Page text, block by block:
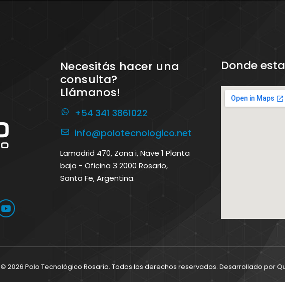
Necesitás hacer una
consulta?
Llámanos!
+54 341 3861022
info@polotecnologico.net
Lamadrid 470, Zona i, Nave 1 Planta
baja - Oficina 3 2000 Rosario,
Santa Fe, Argentina.
Donde
© 2026 Polo Tecnológico Rosario. Todos los derechos reservados. Desarrollado por